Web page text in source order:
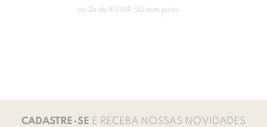
ou 2x de R$ 149 50sem juros
CADASTRE-SE E RECEBA NOSSAS NOVIDADES